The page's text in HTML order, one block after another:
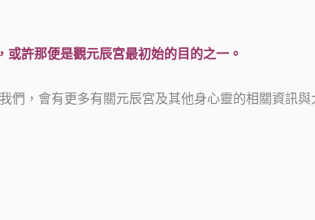
許那便是觀元辰宮最初始的目的之一。
們，會有更多有關元辰宮及其他身心靈的相關資訊